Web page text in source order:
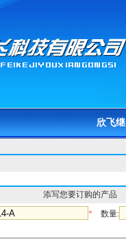
欣飞
添写您要订购的产品
* 数量: